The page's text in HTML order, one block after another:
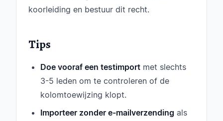
koorleiding en bestuur dit recht.
Tips
Doe vooraf een testimport met slechts
3-5 leden om te controleren of de
kolomtoewijzing klopt.
Importeer zonder e-mailverzending als